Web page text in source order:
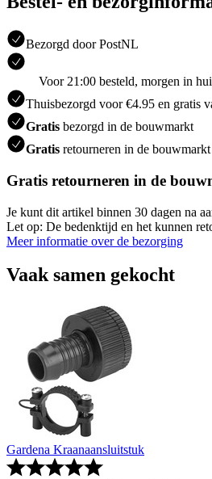
Bezorgd door PostNL
Voor 21:00 besteld, morgen in
Thuisbezorgd voor €4.95 en gratis
Gratis bezorgd in de bouwmarkt
Gratis retourneren in de bouwmarkt
Gratis retourneren in de
Je kunt dit artikel binnen 30 dagen na
Let op: De bedenktijd en het kunnen
Meer informatie over de bezorging
Vaak samen gekocht
Gardena Kraanaansluitstuk